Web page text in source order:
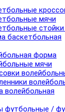
мячи
баскетбольная
форма
мячи
волейбольная
футбольные /